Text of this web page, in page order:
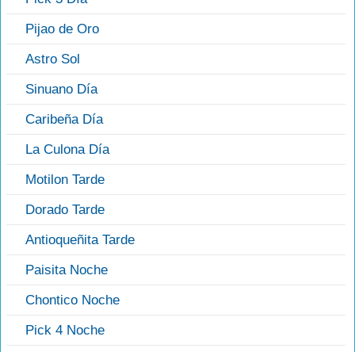
Pijao de Oro
Astro Sol
Sinuano Día
Caribeña Día
La Culona Día
Motilon Tarde
Dorado Tarde
Antioqueñita Tarde
Paisita Noche
Chontico Noche
Pick 4 Noche